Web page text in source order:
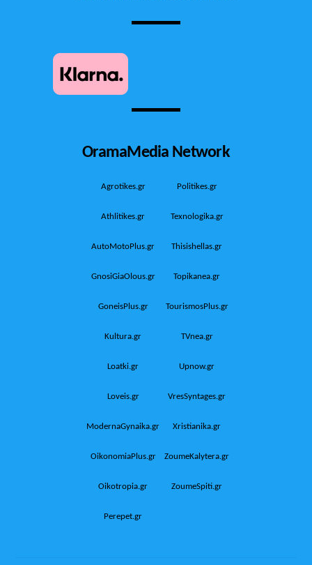
OramaMedia Network
Agrotikes.gr Politikes.gr
Athlitikes.gr Texnologika.gr
AutoMotoPlus.gr Thisishellas.gr
GnosiGiaOlous.gr Topikanea.gr
GoneisPlus.gr TourismosPlus.gr
Kultura.gr TVnea.gr
Loatki.gr Upnow.gr
Loveis.gr VresSyntages.gr
ModernaGynaika.gr Xristianika.gr
OikonomiaPlus.gr ZoumeKalytera.gr
Oikotropia.gr ZoumeSpiti.gr
Perepet.gr